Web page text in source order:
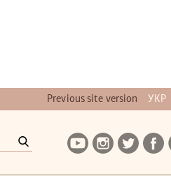
Previous site version УКР